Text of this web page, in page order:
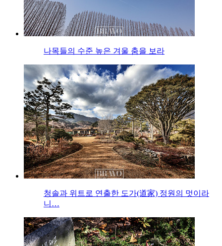
나목들의 수준 높은 겨울 춤을 보라
청솔과 위트로 연출한 도가(道家) 정원의 멋이라
니…